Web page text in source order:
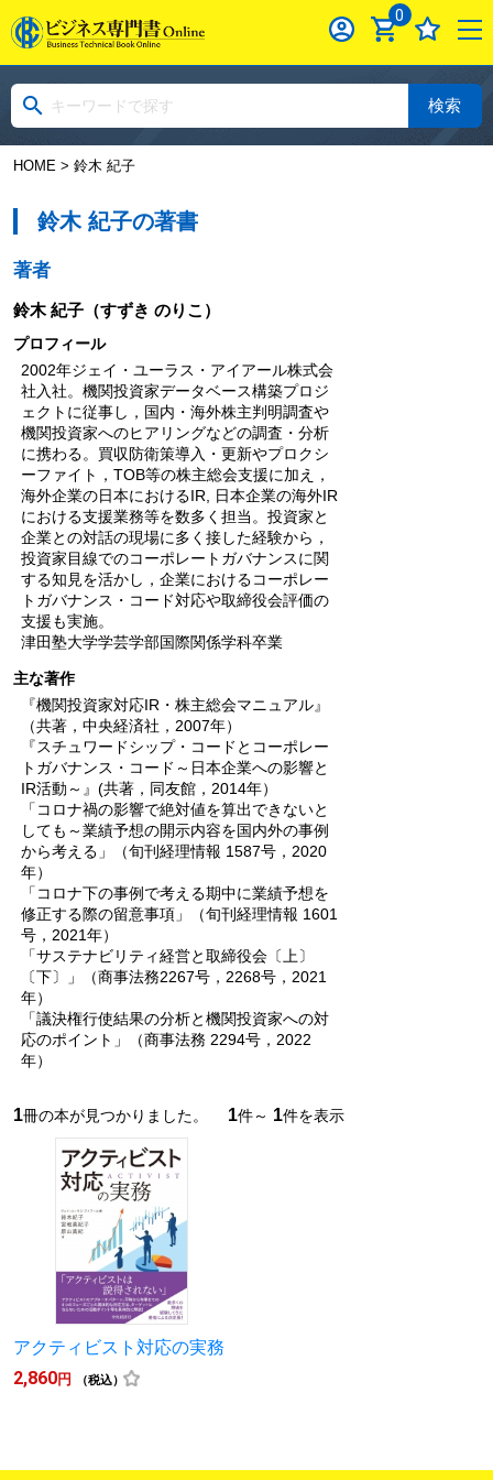
0
検索
HOME> 鈴木 紀子
鈴木 紀子の著書
著者
鈴木 紀子（すずき のりこ）
プロフィール
2002年ジェイ・ユーラス・アイアール株式会
社入社。機関投資家データベース構築プロジ
ェクトに従事し，国内・海外株主判明調査や
機関投資家へのヒアリングなどの調査・分析
に携わる。買収防衛策導入・更新やプロクシ
ーファイト，TOB等の株主総会支援に加え，
海外企業の日本におけるIR, 日本企業の海外IR
における支援業務等を数多く担当。投資家と
企業との対話の現場に多く接した経験から，
投資家目線でのコーポレートガバナンスに関
する知見を活かし，企業におけるコーポレー
トガバナンス・コード対応や取締役会評価の
支援も実施。
津田塾大学学芸学部国際関係学科卒業
主な著作
『機関投資家対応IR・株主総会マニュアル』
（共著，中央経済社，2007年）
『スチュワードシップ・コードとコーポレー
トガバナンス・コード～日本企業への影響と
IR活動～』(共著，同友館，2014年）
「コロナ禍の影響で絶対値を算出できないと
しても～業績予想の開示内容を国内外の事例
から考える」（旬刊経理情報 1587号，2020
年）
「コロナ下の事例で考える期中に業績予想を
修正する際の留意事項」（旬刊経理情報 1601
号，2021年）
「サステナビリティ経営と取締役会〔上〕
〔下〕」（商事法務2267号，2268号，2021
年）
「議決権行使結果の分析と機関投資家への対
応のポイント」（商事法務 2294号，2022
年）
1冊の本が見つかりました。 1件～ 1件を表示
アクティビスト対応の実務
2,860円 （税込）